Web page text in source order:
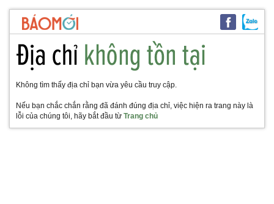
Không tìm thấy địa chỉ bạn vừa yêu cầu truy cập.
Nếu bạn chắc chắn rằng đã đánh đúng địa chỉ, việc hiện ra trang này là
lỗi của chúng tôi, hãy bắt đầu từ Trang chủ